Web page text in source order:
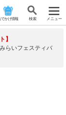
でかけ情報 検 索 メニュー
】
らいフェスティバ